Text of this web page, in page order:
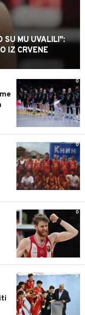
SU MU UVALILI":
IZ CRVENE
0
0
0
0